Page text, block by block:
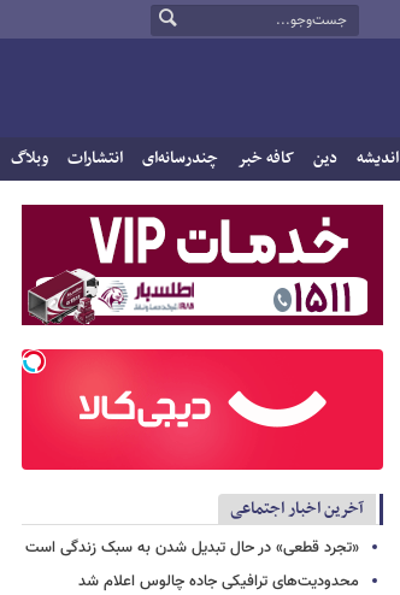
اندیشه دین کافه خبر چندرسانه‌ای انتشارات وبلاگ
آخرین اخبار اجتماعی
«تجرد قطعی» در حال تبدیل شدن به سبک زندگی است
محدودیت‌های ترافیکی جاده چالوس اعلام شد